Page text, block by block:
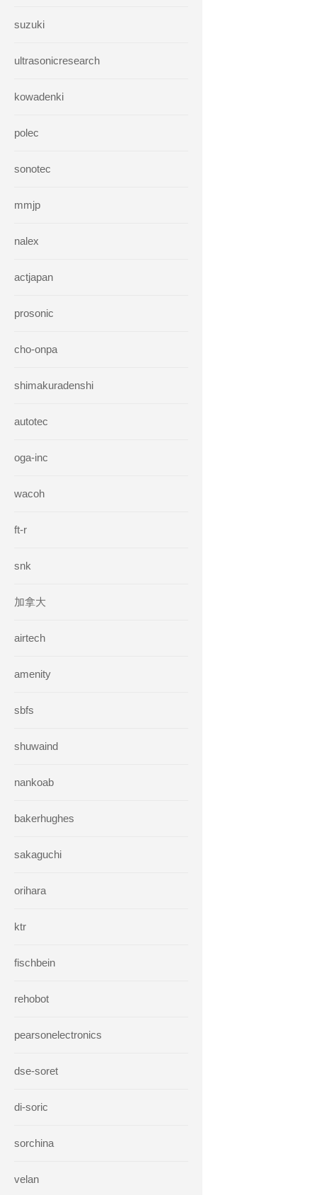
suzuki
ultrasonicresearch
kowadenki
polec
sonotec
mmjp
nalex
actjapan
prosonic
cho-onpa
shimakuradenshi
autotec
oga-inc
wacoh
ft-r
snk
加拿大
airtech
amenity
sbfs
shuwaind
nankoab
bakerhughes
sakaguchi
orihara
ktr
fischbein
rehobot
pearsonelectronics
dse-soret
di-soric
sorchina
velan